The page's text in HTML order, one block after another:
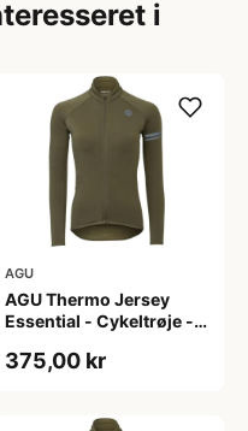
i
AGU
AGU Thermo Jersey
Essential - Cykeltrøje -
M
375,00 kr